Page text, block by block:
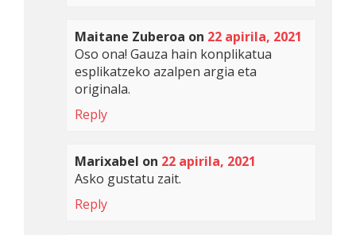
Maitane Zuberoa on 22 apirila, 2021
Oso ona! Gauza hain konplikatua
esplikatzeko azalpen argia eta
originala.
Reply
Marixabel on 22 apirila, 2021
Asko gustatu zait.
Reply